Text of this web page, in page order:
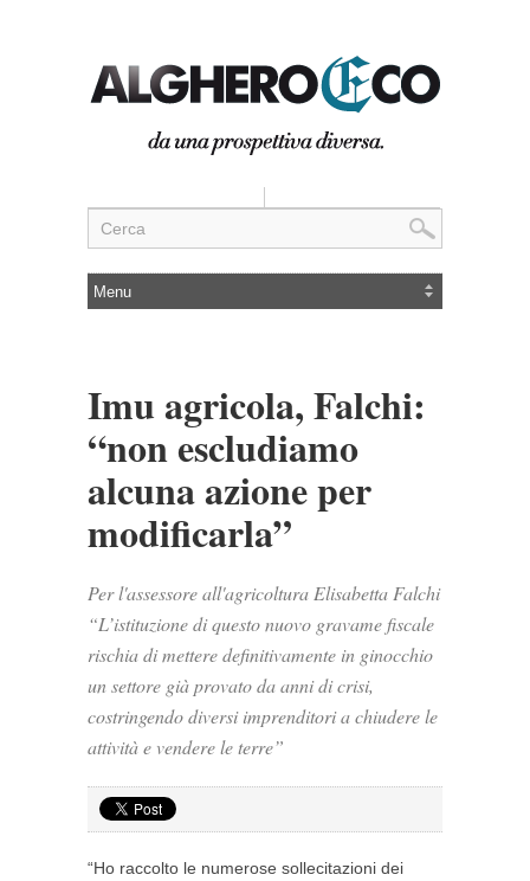
Imu agricola, Falchi:
“non escludiamo
alcuna azione per
modificarla”
Per l'assessore all'agricoltura Elisabetta Falchi
“L’istituzione di questo nuovo gravame fiscale
rischia di mettere definitivamente in ginocchio
un settore già provato da anni di crisi,
costringendo diversi imprenditori a chiudere le
attività e vendere le terre”
“Ho raccolto le numerose sollecitazioni dei